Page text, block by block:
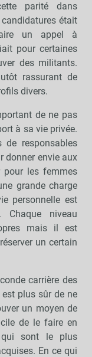
parité dans
était
un appel à
pour certaines
des militants.
rassurant de
divers.
de ne pas
à sa vie privée.
responsables
donner envie aux
pour les femmes
grande charge
personnelle est
niveau
mais il est
un certain
carrière des
plus sûr de ne
un moyen de
de le faire en
sont le plus
En ce qui